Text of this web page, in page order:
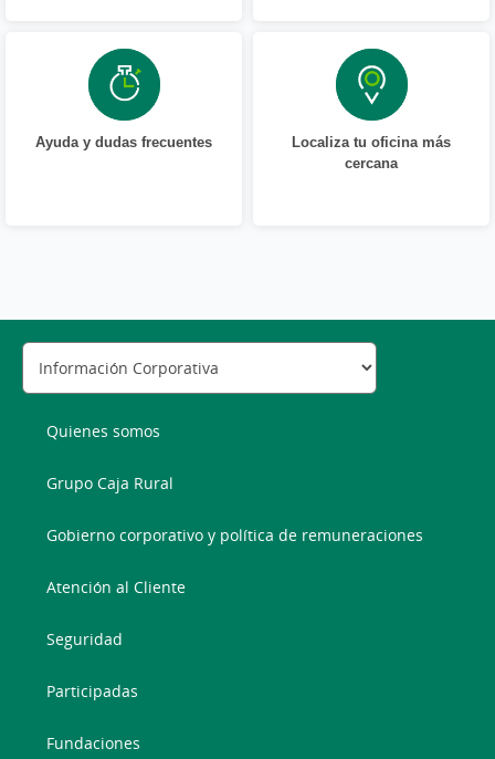
Ayuda y dudas frecuentes
Localiza tu oficina más
cercana
Quienes somos
Grupo Caja Rural
Gobierno corporativo y política de remuneraciones
Atención al Cliente
Seguridad
Participadas
Fundaciones